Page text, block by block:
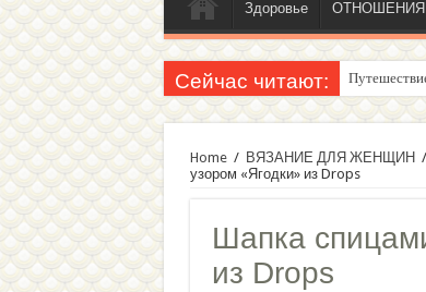
Здоровье ОТНОШЕНИЯ
Сейчас читают: Женский
Home / ВЯЗАНИЕ ДЛЯ ЖЕНЩИН /
узором «Ягодки» из Drops
Шапка
из Drops